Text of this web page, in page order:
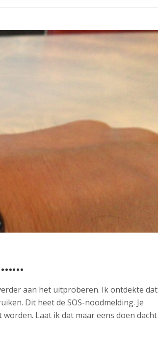
aan het uitproberen. Ik ontdekte dat
Dit heet de SOS-noodmelding. Je
Laat ik dat maar eens doen dacht